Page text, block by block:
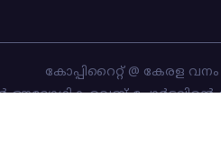
കോപ്പിറൈറ്റ് @ കേരള
ഔദ്യോഗിക വെബ്-